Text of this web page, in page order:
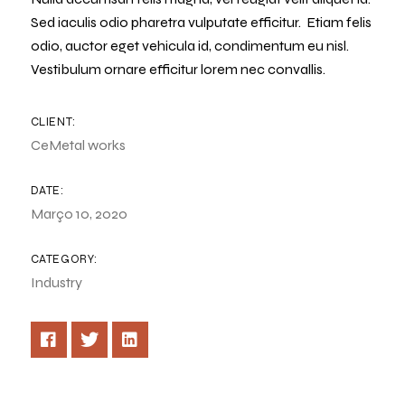
Sed iaculis odio pharetra vulputate efficitur. Etiam felis
odio, auctor eget vehicula id, condimentum eu nisl.
Vestibulum ornare efficitur lorem nec convallis.
CLIENT:
CeMetal works
DATE:
Março 10, 2020
CATEGORY:
Industry